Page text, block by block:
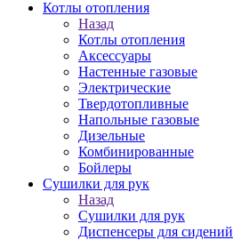
Котлы отопления
Назад
Котлы отопления
Аксессуары
Настенные газовые
Электрические
Твердотопливные
Напольные газовые
Дизельные
Комбинированные
Бойлеры
Сушилки для рук
Назад
Сушилки для рук
Диспенсеры для сидений